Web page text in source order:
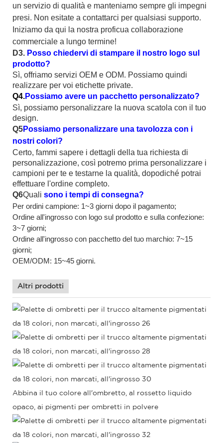
un servizio di qualità e manteniamo sempre gli impegni
presi. Non esitate a contattarci per qualsiasi supporto.
Iniziamo da qui la nostra proficua collaborazione
commerciale a lungo termine!
D3. Posso chiedervi di stampare il nostro logo sul
prodotto?
Sì, offriamo servizi OEM e ODM. Possiamo quindi
realizzare per voi etichette private.
Q4.Possiamo avere un pacchetto personalizzato?
Sì, possiamo personalizzare la nuova scatola con il tuo
design.
Q5Possiamo personalizzare una tavolozza con i
nostri colori?
Certo, fammi sapere i dettagli della tua richiesta di
personalizzazione, così potremo prima personalizzare i
campioni per te e testarne la qualità, dopodiché potrai
effettuare l'ordine completo.
Q6Quali sono i tempi di consegna?
Per ordini campione: 1~3 giorni dopo il pagamento;
Ordine all'ingrosso con logo sul prodotto e sulla confezione:
3~7 giorni;
Ordine all'ingrosso con pacchetto del tuo marchio: 7~15
giorni;
OEM/ODM: 15~45 giorni.
Altri prodotti
Abbina il tuo colore all'ombretto, al rossetto liquido
opaco, ai pigmenti per ombretti in polvere